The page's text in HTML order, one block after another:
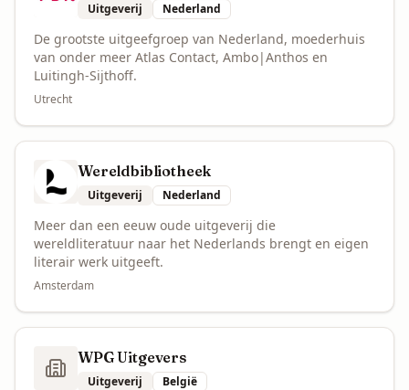
Uitgeverij Nederland
De grootste uitgeefgroep van Nederland, moederhuis
van onder meer Atlas Contact, Ambo|Anthos en
Luitingh-Sijthoff.
Utrecht
Wereldbibliotheek
Uitgeverij Nederland
Meer dan een eeuw oude uitgeverij die
wereldliteratuur naar het Nederlands brengt en eigen
literair werk uitgeeft.
Amsterdam
WPG Uitgevers
Uitgeverij België